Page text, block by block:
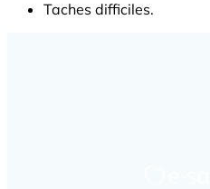
Taches difficiles.